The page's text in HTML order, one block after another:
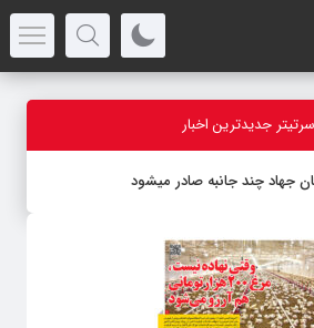
سرتیتر جدیدترین اخبار
جهاد چند جانبه صادر میشود